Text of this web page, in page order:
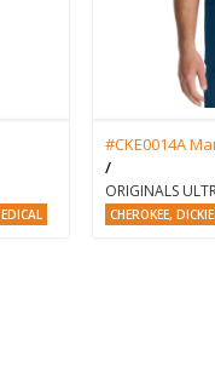
#CKE0014A
/
ORIGINALS
CHEROKEE,